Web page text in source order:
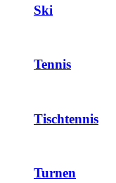
Ski
Tennis
Tischtennis
Turnen